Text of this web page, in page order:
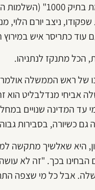
כבר בינואר 2017
ניצב יורם הלוי,
עוד כתריסר איש במירוץ
הכל מתנקז לנתניהו.
של ראש הממשלה
אביחי מנדלבליט
עד המדינה שנויים
גם כשיורה, בסבירות
היא שאלשיך מתקשה
הבחינו בכך. "זה לא
אבל כל מי שצפה